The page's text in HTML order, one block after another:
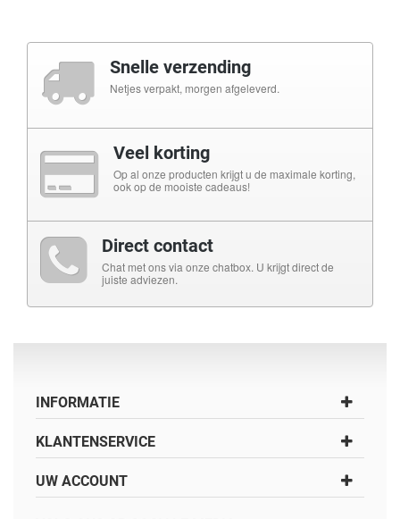
Snelle verzending
Netjes verpakt, morgen afgeleverd.
Veel korting
Op al onze producten krijgt u de maximale korting,
ook op de mooiste cadeaus!
Direct contact
Chat met ons via onze chatbox. U krijgt direct de
juiste adviezen.
INFORMATIE
KLANTENSERVICE
UW ACCOUNT